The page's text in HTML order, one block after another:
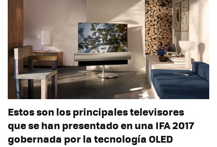
Estos son los principales televisores
que se han presentado en una IFA 2017
gobernada por la tecnología OLED